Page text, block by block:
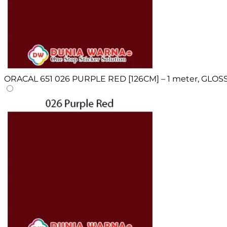
ORACAL 651 026 PURPLE RED [126CM] – 1 meter,